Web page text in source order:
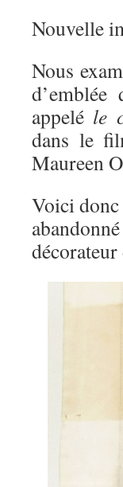
Nouvelle
Nous
appelé le
dans le
Maureen
Voici
décorateur